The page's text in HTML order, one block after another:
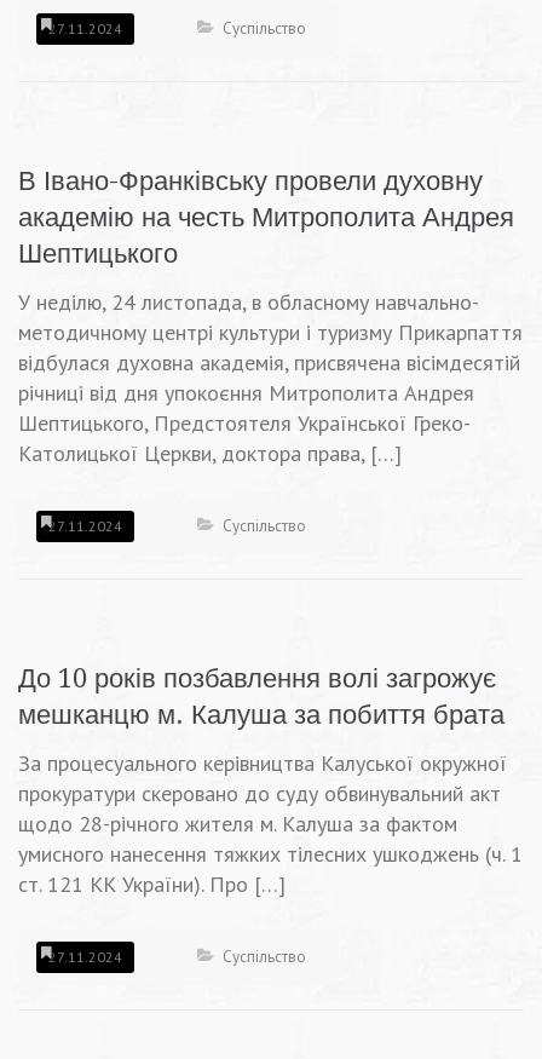
27.11.2024 Суспільство
В Івано-Франківську провели духовну
академію на честь Митрополита Андрея
Шептицького
У неділю, 24 листопада, в обласному навчально-
методичному центрі культури і туризму Прикарпаття
відбулася духовна академія, присвячена вісімдесятій
річниці від дня упокоєння Митрополита Андрея
Шептицького, Предстоятеля Української Греко-
Католицької Церкви, доктора права, […]
27.11.2024 Суспільство
До 10 років позбавлення волі загрожує
мешканцю м. Калуша за побиття брата
За процесуального керівництва Калуської окружної
прокуратури скеровано до суду обвинувальний акт
щодо 28-річного жителя м. Калуша за фактом
умисного нанесення тяжких тілесних ушкоджень (ч. 1
ст. 121 КК України). Про […]
27.11.2024 Суспільство